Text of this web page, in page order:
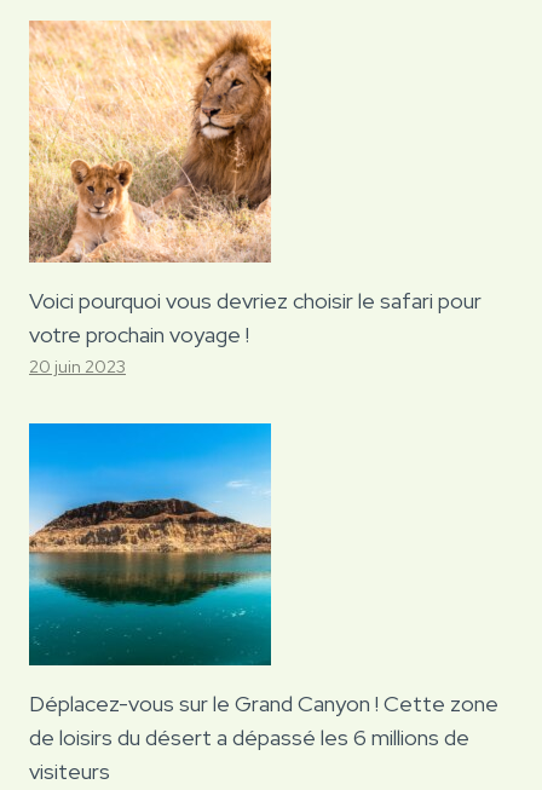
Voici pourquoi vous devriez choisir le safari pour
votre prochain voyage !
20 juin 2023
Déplacez-vous sur le Grand Canyon ! Cette zone
de loisirs du désert a dépassé les 6 millions de
visiteurs